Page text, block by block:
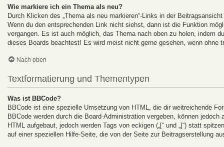
Wie markiere ich ein Thema als neu?
Durch Klicken des „Thema als neu markieren“-Links in der
Wenn du den entsprechenden Link nicht siehst, dann ist die Funktion
vergangen. Es ist auch möglich, das Thema nach oben zu holen, indem
dieses Boards beachtest! Es wird meist nicht gerne gesehen, wenn ohne
Nach oben
Textformatierung und Thementypen
Was ist BBCode?
BBCode ist eine spezielle Umsetzung von HTML, die dir weitreichende
BBCode werden durch die Board-Administration vergeben, können
HTML aufgebaut, jedoch werden Tags von eckigen („[“ und „]“) statt
auf einer speziellen Hilfe-Seite, die von der Seite zur Beitragserstellung